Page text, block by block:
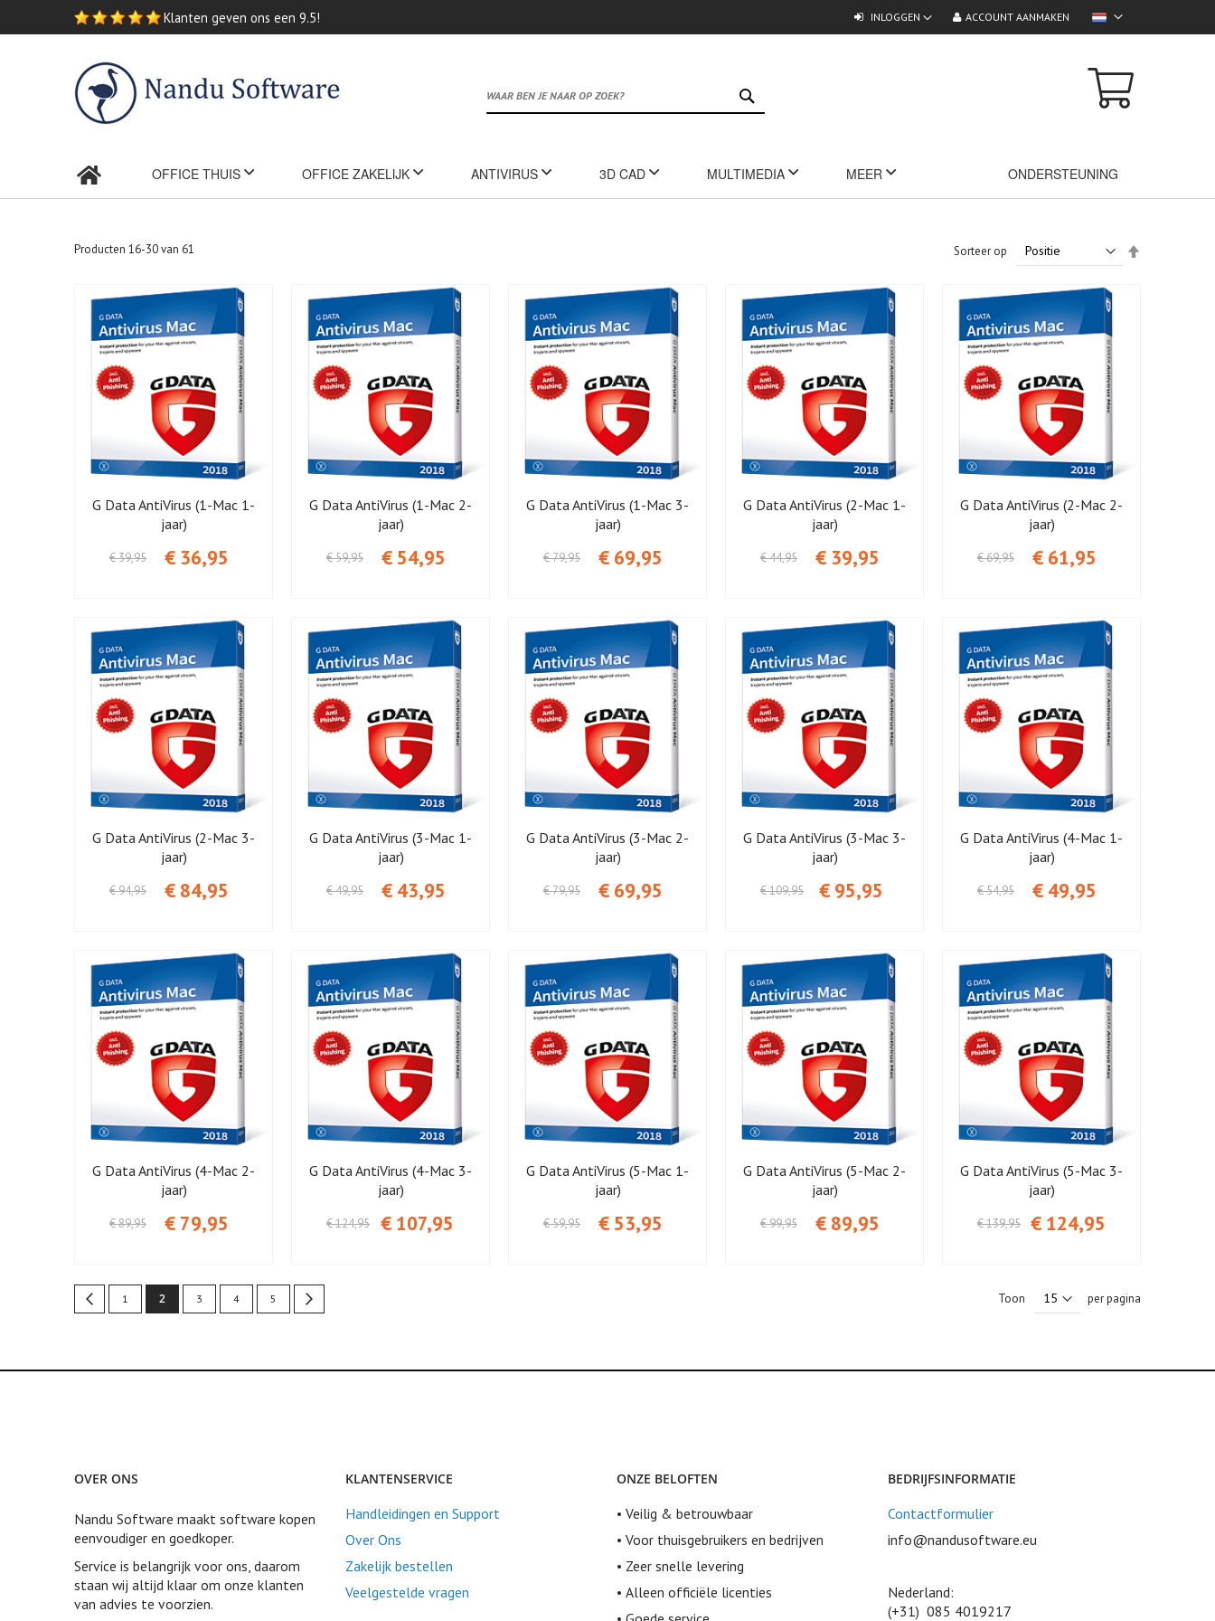
Ga
naar
Klanten geven ons een 9.5! INLOGGEN ACCOUNT AANMAKEN
OFFICE THUIS OFFICE ZAKELIJK ANTIVIRUS 3D CAD MULTIMEDIA MEER ONDERSTEUNING
Producten 16-30van 61 Sorteer op
G Data AntiVirus (1-Mac 1-
jaar)
€ 36,95
€ 39,95
G Data AntiVirus (1-Mac 2-
jaar)
€ 54,95
€ 59,95
G Data AntiVirus (1-Mac 3-
jaar)
€ 69,95
€ 79,95
G Data AntiVirus (2-Mac 1-
jaar)
€ 39,95
€ 44,95
G Data AntiVirus (2-Mac 2-
jaar)
€ 61,95
€ 69,95
G Data AntiVirus (2-Mac 3-
jaar)
€ 84,95
€ 94,95
G Data AntiVirus (3-Mac 1-
jaar)
€ 43,95
€ 49,95
G Data AntiVirus (3-Mac 2-
jaar)
€ 69,95
€ 79,95
G Data AntiVirus (3-Mac 3-
jaar)
€ 95,95
€ 109,95
G Data AntiVirus (4-Mac 1-
jaar)
€ 49,95
€ 54,95
G Data AntiVirus (4-Mac 2-
jaar)
€ 79,95
€ 89,95
G Data AntiVirus (4-Mac 3-
jaar)
€ 107,95
€ 124,95
G Data AntiVirus (5-Mac 1-
jaar)
€ 53,95
€ 59,95
G Data AntiVirus (5-Mac 2-
jaar)
€ 89,95
€ 99,95
G Data AntiVirus (5-Mac 3-
jaar)
€ 124,95
€ 139,95
Pagina
Pagina
VorigePagina
1 U lees momenteel pagina
2 Pagina
3 Pagina
4 Pagina
5 Toon per pagina
OVER ONS
Nandu Software maakt software kopen
eenvoudiger en goedkoper.
Service is belangrijk voor ons, daarom
staan wij altijd klaar om onze klanten
van advies te voorzien.
KLANTENSERVICE
Handleidingen en Support
Over Ons
Zakelijk bestellen
Veelgestelde vragen
ONZE BELOFTEN
• Veilig & betrouwbaar
• Voor thuisgebruikers en bedrijven
• Zeer snelle levering
• Alleen officiële licenties
BEDRIJFSINFORMATIE
Contactformulier
info@nandusoftware.eu
Nederland:
(+31) 085 4019217